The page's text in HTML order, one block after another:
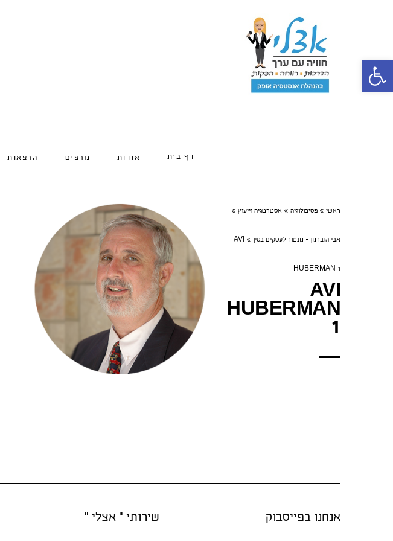
פתח סרגל נגישות
דף בית אודות מרצים הרצאות
ראשי » פסיכולוגיה » אסטרטגיה וייעוץ »
אבי הוברמן - מנטור לעסקים בסין »
AVI
HUBERMAN 1
AVI
HUBERMAN
1
אנחנו בפייסבוק שירותי " אצלי "